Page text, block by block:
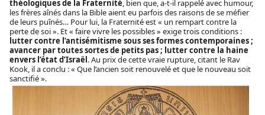
théologiques de la Fraternité, bien que, a-t-il rappelé avec humour,
les frères aînés dans la Bible aient eu parfois des raisons de se méfier
de leurs puînés… Pour lui, la Fraternité est « un rempart contre la
perte de soi ». Et « faire vivre les possibles » exige trois conditions :
lutter contre l’antisémitisme sous ses formes contemporaines ;
avancer par toutes sortes de petits pas ; lutter contre la haine
envers l’état d’Israël. Au prix de cette vraie rupture, citant le Rav
Kook, il a conclu : « Que l’ancien soit renouvelé et que le nouveau soit
sanctifié ».